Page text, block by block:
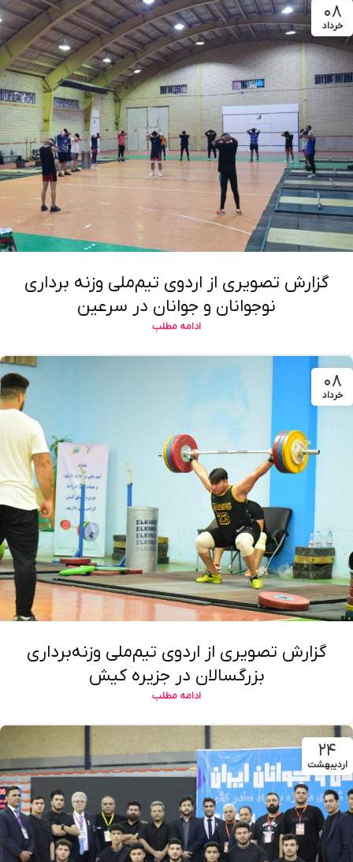
۰۸
خرداد
گزارش تصویری از اردوی تیم‌ملی وزنه برداری
نوجوانان و جوانان در سرعین
ادامه مطلب
۰۸
خرداد
گزارش تصویری از اردوی تیم‌ملی وزنه‌برداری
بزرگسالان در جزیره کیش
ادامه مطلب
۲۴
اردیبهشت